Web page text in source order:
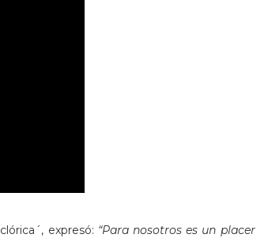
expresó: “Para nosotros es un placer